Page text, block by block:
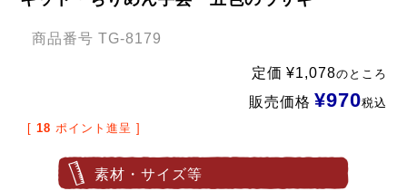
商品番号 TG-8179
定価 ¥1,078のところ
販売価格 ¥970税込
[ 18 ポイント進呈 ]
素材・サイズ等